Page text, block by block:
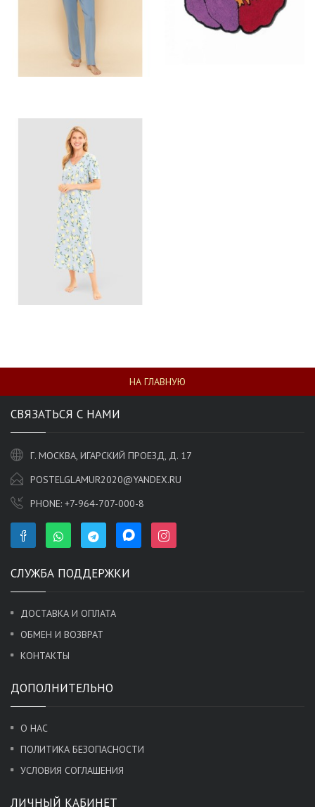
НА ГЛАВНУЮ
СВЯЗАТЬСЯ С НАМИ
Г. МОСКВА, ИГАРСКИЙ ПРОЕЗД, Д. 17
POSTELGLAMUR2020@YANDEX.RU
PHONE: +7-964-707-000-8
СЛУЖБА ПОДДЕРЖКИ
ДОСТАВКА И ОПЛАТА
ОБМЕН И ВОЗВРАТ
КОНТАКТЫ
ДОПОЛНИТЕЛЬНО
О НАС
ПОЛИТИКА БЕЗОПАСНОСТИ
УСЛОВИЯ СОГЛАШЕНИЯ
ЛИЧНЫЙ КАБИНЕТ